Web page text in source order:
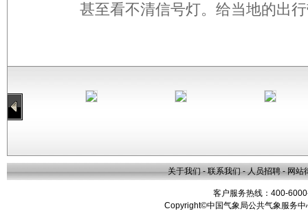
甚至看不清信号灯。给当地的出
关于我们 - 联系我们 - 人员招聘 - 网站
客户服务热线：400-
Copyright©中国气象局公共气象服务